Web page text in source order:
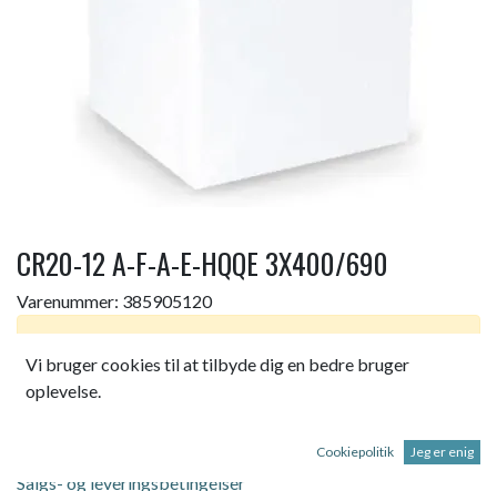
CR20-12 A-F-A-E-HQQE 3X400/690
Varenummer: 385905120
Salgs- og leveringsbetingelser
Vi bruger cookies til at tilbyde dig en bedre bruger
oplevelse.
Cookiepolitik Jeg er enig